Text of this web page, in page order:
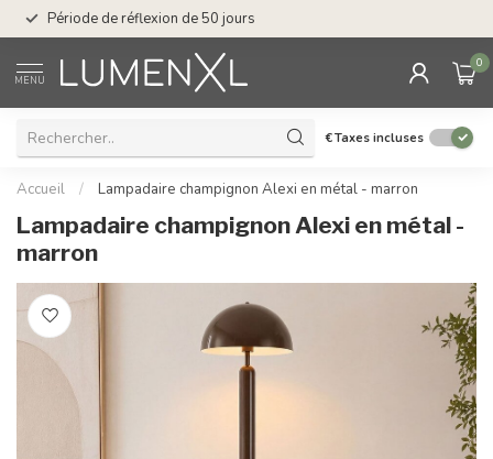
Période de réflexion de 50 jours
MENU
0
€Taxes incluses
Accueil / Lampadaire champignon Alexi en métal - marron
Lampadaire champignon Alexi en métal -
marron